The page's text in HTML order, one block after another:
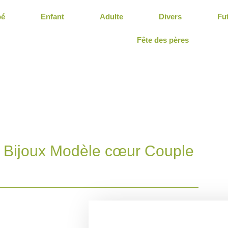
Enfant Adulte Divers
Fête des pères
Bijoux Modèle cœur Couple